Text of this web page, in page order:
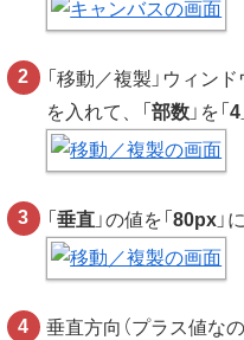
「移動／複製」ウィン
を入れて、「部数 」を「4
「垂直 」の値を「80px 」
垂直方向（プラス値な